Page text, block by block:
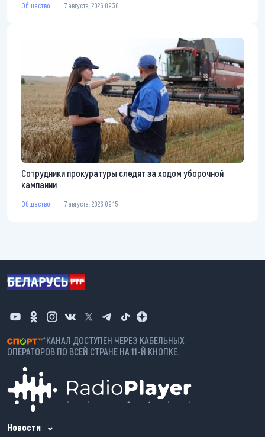
Общество 7 августа, 2026 09:36
Сотрудники прокуратуры следят за ходом уборочной
кампании
Общество 7 августа, 2026 09:15
*КАНАЛ ДОСТУПЕН ЧЕРЕЗ КАБЕЛЬНЫХ
ОПЕРАТОРОВ ПО ВСЕЙ СТРАНЕ НА 11-Й КНОПКЕ.
Новости